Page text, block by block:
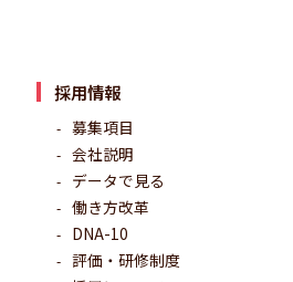
採用情報
募集項目
会社説明
データで見る
働き方改革
DNA-10
評価・研修制度